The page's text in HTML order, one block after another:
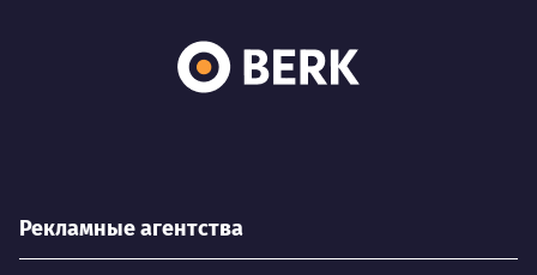
Рекламные агентства